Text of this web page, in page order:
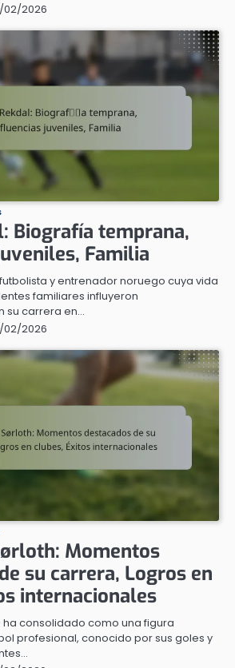
2026
Biografía temprana,
Familia
y entrenador noruego cuya vida
familiares influyeron
su carrera en…
2026
Momentos
su carrera, Logros en
internacionales
ha consolidado como una figura
profesional, conocido por sus goles y